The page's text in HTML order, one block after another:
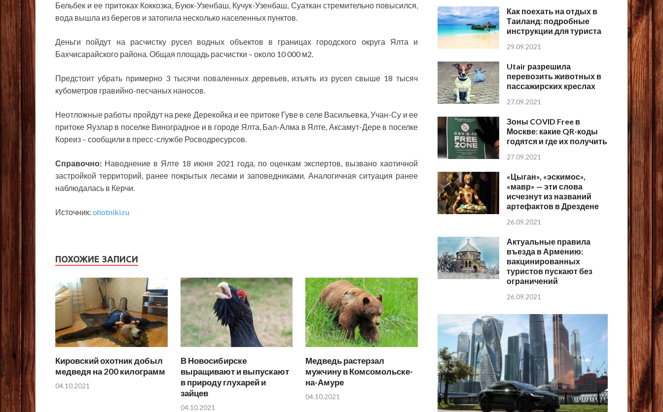
Бельбек и ее притоках Коккозка, Буюк-Узенбаш, Кучук-Узенбаш, Суаткан стремительно повысился,
вода вышла из берегов и затопила несколько населенных пунктов.
Деньги пойдут на расчистку русел водных объектов в границах городского округа Ялта и
Бахчисарайского района. Общая площадь расчистки – около 10 000 м2.
Предстоит убрать примерно 3 тысячи поваленных деревьев, изъять из русел свыше 18 тысяч
кубометров гравийно-песчаных наносов.
Неотложные работы пройдут на реке Дерекойка и ее притоке Гуве в селе Васильевка, Учан-Су и ее
притоке Яузлар в поселке Виноградное и в городе Ялта, Бал-Алма в Ялте, Аксамут-Дере в поселке
Кореиз – сообщили в пресс-службе Росводресурсов.
Справочно: Наводнение в Ялте 18 июня 2021 года, по оценкам экспертов, вызвано хаотичной
застройкой территорий, ранее покрытых лесами и заповедниками. Аналогичная ситуация ранее
наблюдалась в Керчи.
Источник: ohotniki.ru
ПОХОЖИЕ ЗАПИСИ
Кировский охотник добыл
медведя на 200 килограмм
04.10.2021
В Новосибирске
выращивают и выпускают
в природу глухарей и
зайцев
04.10.2021
Медведь растерзал
мужчину в Комсомольске-
на-Амуре
04.10.2021
Как поехать на отдых в
Таиланд: подробные
инструкции для туриста
29.09.2021
Utair разрешила
перевозить животных в
пассажирских креслах
27.09.2021
Зоны COVID Free в
Москве: какие QR-коды
годятся и где их получить
27.09.2021
«Цыган», «эскимос»,
«мавр» — эти слова
исчезнут из названий
артефактов в Дрездене
26.09.2021
Актуальные правила
въезда в Армению:
вакцинированных
туристов пускают без
ограничений
26.09.2021